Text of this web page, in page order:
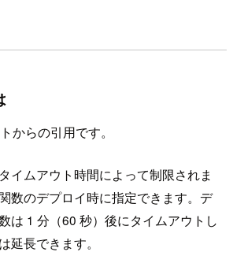
からの引用です。
イムアウト時間によって制限されま
数のデプロイ時に指定できます。デ
は 1 分（60 秒）後にタイムアウトし
延長できます。